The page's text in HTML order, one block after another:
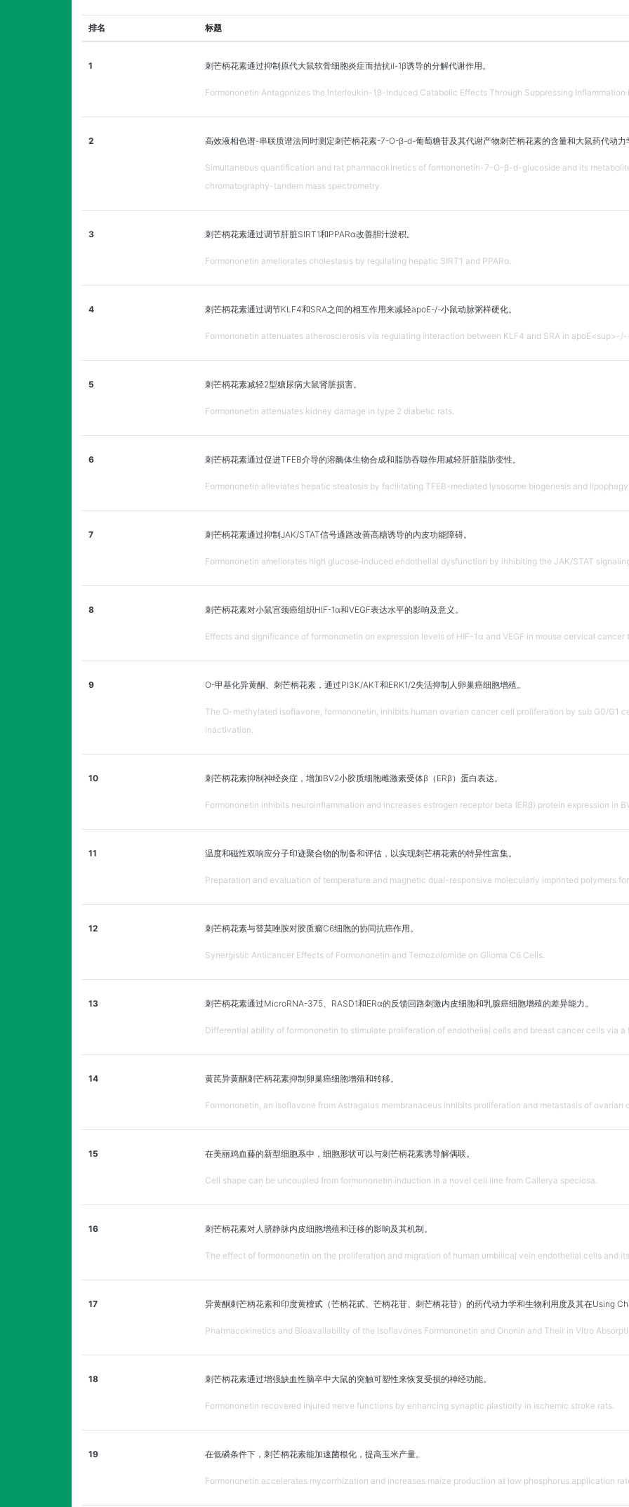
排名 标题
1 刺芒柄花素通过抑制原代大鼠软骨细胞炎症而拮抗il-1β诱导的分解代谢作用。
Formononetin Antagonizes the Interleukin-1β-Induced Catabolic Effects Through Suppressing Inflammation
2 高效液相色谱-串联质谱法同时测定刺芒柄花素-7-O-β-d-葡萄糖苷及其代谢产物刺芒柄花素的含量和大鼠药代动力
Simultaneous quantification and rat pharmacokinetics of formononetin-7-O-β-d-glucoside and its
chromatography-tandem mass spectrometry.
3 刺芒柄花素通过调节肝脏SIRT1和PPARα改善胆汁淤积。
Formononetin ameliorates cholestasis by regulating hepatic SIRT1 and PPARα.
4 刺芒柄花素通过调节KLF4和SRA之间的相互作用来减轻apoE-/-小鼠动脉粥样硬化。
Formononetin attenuates atherosclerosis via regulating interaction between KLF4 and SRA in apoE<sup>-/-
5 刺芒柄花素减轻2型糖尿病大鼠肾脏损害。
Formononetin attenuates kidney damage in type 2 diabetic rats.
6 刺芒柄花素通过促进TFEB介导的溶酶体生物合成和脂肪吞噬作用减轻肝脏脂肪变性。
Formononetin alleviates hepatic steatosis by facilitating TFEB-mediated lysosome biogenesis and lipophagy.
7 刺芒柄花素通过抑制JAK/STAT信号通路改善高糖诱导的内皮功能障碍。
Formononetin ameliorates high glucose‑induced endothelial dysfunction by inhibiting the JAK/STAT
8 刺芒柄花素对小鼠宫颈癌组织HIF-1α和VEGF表达水平的影响及意义。
Effects and significance of formononetin on expression levels of HIF-1α and VEGF in mouse cervical cancer
9 O-甲基化异黄酮、刺芒柄花素，通过PI3K/AKT和ERK1/2失活抑制人卵巢癌细胞增殖。
The O-methylated isoflavone, formononetin, inhibits human ovarian cancer cell proliferation by sub G0/G1
inactivation.
10 刺芒柄花素抑制神经炎症，增加BV2小胶质细胞雌激素受体β（ERβ）蛋白表达。
Formononetin inhibits neuroinflammation and increases estrogen receptor beta (ERβ) protein expression in
11 温度和磁性双响应分子印迹聚合物的制备和评估，以实现刺芒柄花素的特异性富集。
Preparation and evaluation of temperature and magnetic dual-responsive molecularly imprinted polymers
12 刺芒柄花素与替莫唑胺对胶质瘤C6细胞的协同抗癌作用。
Synergistic Anticancer Effects of Formononetin and Temozolomide on Glioma C6 Cells.
13 刺芒柄花素通过MicroRNA-375、RASD1和ERα的反馈回路刺激内皮细胞和乳腺癌细胞增殖的差异能力。
Differential ability of formononetin to stimulate proliferation of endothelial cells and breast cancer cells via a
14 黄芪异黄酮刺芒柄花素抑制卵巢癌细胞增殖和转移。
Formononetin, an isoflavone from Astragalus membranaceus inhibits proliferation and metastasis of ovarian
15 在美丽鸡血藤的新型细胞系中，细胞形状可以与刺芒柄花素诱导解偶联。
Cell shape can be uncoupled from formononetin induction in a novel cell line from Callerya speciosa.
16 刺芒柄花素对人脐静脉内皮细胞增殖和迁移的影响及其机制。
The effect of formononetin on the proliferation and migration of human umbilical vein endothelial cells and
17 异黄酮刺芒柄花素和印度黄檀甙（芒柄花甙、芒柄花苷、刺芒柄花苷）的药代动力学和生物利用度及其在Using
Pharmacokinetics and Bioavailability of the Isoflavones Formononetin and Ononin and Their in Vitro
18 刺芒柄花素通过增强缺血性脑卒中大鼠的突触可塑性来恢复受损的神经功能。
Formononetin recovered injured nerve functions by enhancing synaptic plasticity in ischemic stroke rats.
19 在低磷条件下，刺芒柄花素能加速菌根化，提高玉米产量。
Formononetin accelerates mycorrhization and increases maize production at low phosphorus application